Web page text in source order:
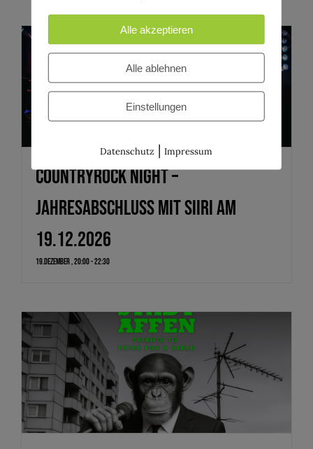
CountryRock Night –
Jahresabschluss mit Siiri am
19.12.2026
19.Dezember , 20:00-22:30
Alle akzeptieren
Alle ablehnen
Einstellungen
Datenschutz |Impressum